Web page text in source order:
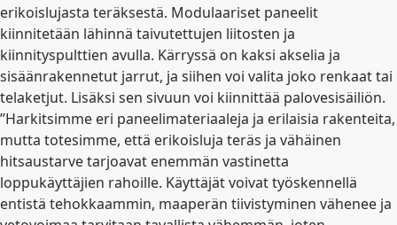
erikoislujasta teräksestä. Modulaariset paneelit
kiinnitetään lähinnä taivutettujen liitosten ja
kiinnityspulttien avulla. Kärryssä on kaksi akselia ja
sisäänrakennetut jarrut, ja siihen voi valita joko renkaat tai
telaketjut. Lisäksi sen sivuun voi kiinnittää palovesisäiliön.
”Harkitsimme eri paneelimateriaaleja ja erilaisia rakenteita,
mutta totesimme, että erikoisluja teräs ja vähäinen
hitsaustarve tarjoavat enemmän vastinetta
loppukäyttäjien rahoille. Käyttäjät voivat työskennellä
entistä tehokkaammin, maaperän tiivistyminen vähenee ja